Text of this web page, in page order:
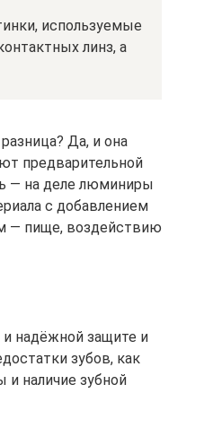
используемые
линз, а
Да, и она
предварительной
— на деле люминиры
с добавлением
— пище, воздействию
надёжной защите и
зубов, как
наличие зубной